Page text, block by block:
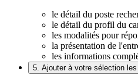
le détail du poste
le détail du profil du
les modalités pour
la présentation de
les informations
5. Ajouter à votre sélection